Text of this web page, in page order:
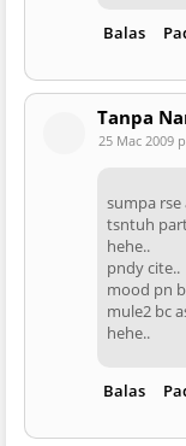
Balas
Tanpa
25 Mac 2009
sumpa rse
tsntuh
hehe..
pndy cite..
mood pn
mule2 bc
hehe..
Balas